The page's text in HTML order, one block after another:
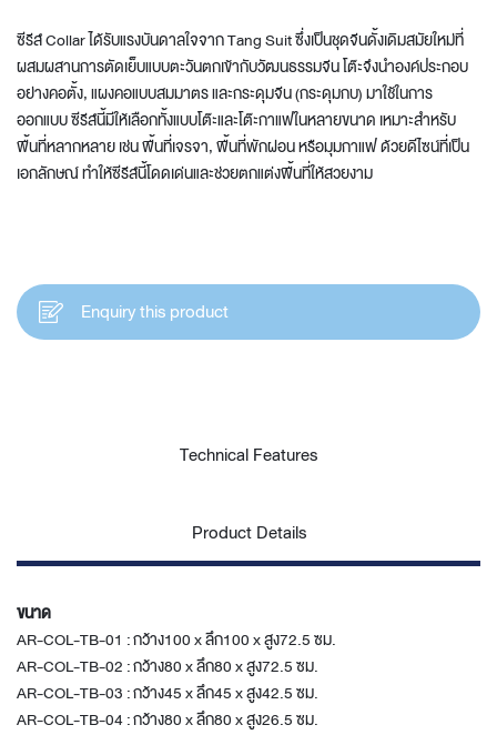
ซีรีส์ Collar ได้รับแรงบันดาลใจจาก Tang Suit ซึ่งเป็นชุดจีนดั้งเดิมสมัยใหม่ที่
ผสมผสานการตัดเย็บแบบตะวันตกเข้ากับวัฒนธรรมจีน โต๊ะจึงนำองค์ประกอบ
อย่างคอตั้ง, แผงคอแบบสมมาตร และกระดุมจีน (กระดุมกบ) มาใช้ในการ
ออกแบบ ซีรีส์นี้มีให้เลือกทั้งแบบโต๊ะและโต๊ะกาแฟในหลายขนาด เหมาะสำหรับ
พื้นที่หลากหลาย เช่น พื้นที่เจรจา, พื้นที่พักผ่อน หรือมุมกาแฟ ด้วยดีไซน์ที่เป็น
เอกลักษณ์ ทำให้ซีรีส์นี้โดดเด่นและช่วยตกแต่งพื้นที่ให้สวยงาม
Enquiry this product
Technical Features
Product Details
ขนาด
AR-COL-TB-01 : กว้าง100 x ลึก100 x สูง72.5 ซม.
AR-COL-TB-02 : กว้าง80 x ลึก80 x สูง72.5 ซม.
AR-COL-TB-03 : กว้าง45 x ลึก45 x สูง42.5 ซม.
AR-COL-TB-04 : กว้าง80 x ลึก80 x สูง26.5 ซม.